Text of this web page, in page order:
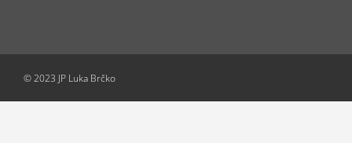
© 2023 JP Luka Brčko